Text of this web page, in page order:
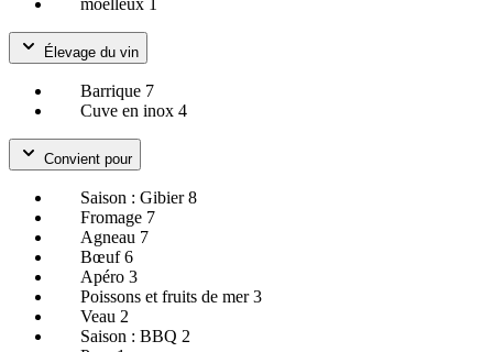
Élevage du vin
Barrique 7
Cuve en inox 4
Convient pour
Saison : Gibier8
Fromage 7
Agneau 7
Bœuf6
Apéro 3
Poissons et fruits de mer3
Veau 2
Saison : BBQ 2